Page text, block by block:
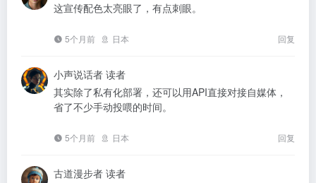
这宣传配色太亮眼了，有点刺眼。
5个月前 日本 回复
小声说话者 读者
其实除了私有化部署，还可以用API直接对接自媒体，
省了不少手动投喂的时间。
5个月前 日本 回复
古道漫步者 读者